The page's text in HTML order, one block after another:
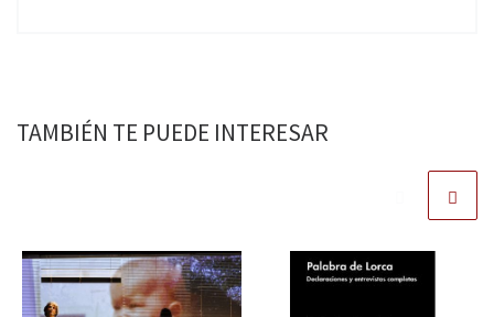
TAMBIÉN TE PUEDE INTERESAR